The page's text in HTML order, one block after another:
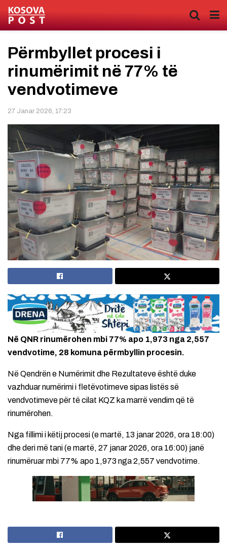
Përmbyllet procesi i
rinumërimit në 77% të
vendvotimeve
27 Janar 2026, 17:23
Në QNR rinumërohen mbi 77% apo 1,973 nga 2,557
vendvotime, 28 komuna përmbyllin procesin.
Në Qendrën e Numërimit dhe Rezultateve është duke
vazhduar numërimi i fletëvotimeve sipas listës së
vendvotimeve për të cilat KQZ ka marrë vendim që të
rinumërohen.
Nga fillimi i këtij procesi (e martë, 13 janar 2026, ora 18:00)
dhe deri më tani (e martë, 27 janar 2026, ora 16:00) janë
rinumëruar mbi 77% apo 1,973 nga 2,557 vendvotime.